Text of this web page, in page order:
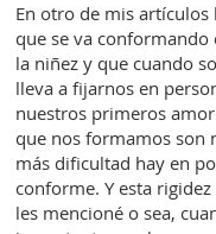
En otro de mis artículos
que se va
la niñez y que cuando
lleva a fijarnos en
nuestros primeros
que nos formamos son
más dificultad hay en
conforme. Y esta
les mencioné o sea,